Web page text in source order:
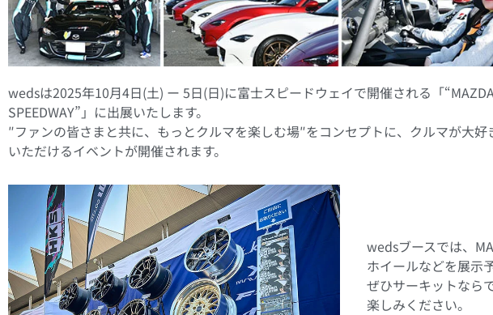
wedsは2025年10月4日(土) ー 5日(日)に富士スピードウェイで開催される「
SPEEDWAY”」に出展いたします。
″ファンの皆さまと共に、もっとクルマを楽しむ場″をコンセプトに、クルマが大
いただけるイベントが開催されます。
wedsブースでは、
ホイールなどを展示
ぜひサーキットなら
楽しみください。